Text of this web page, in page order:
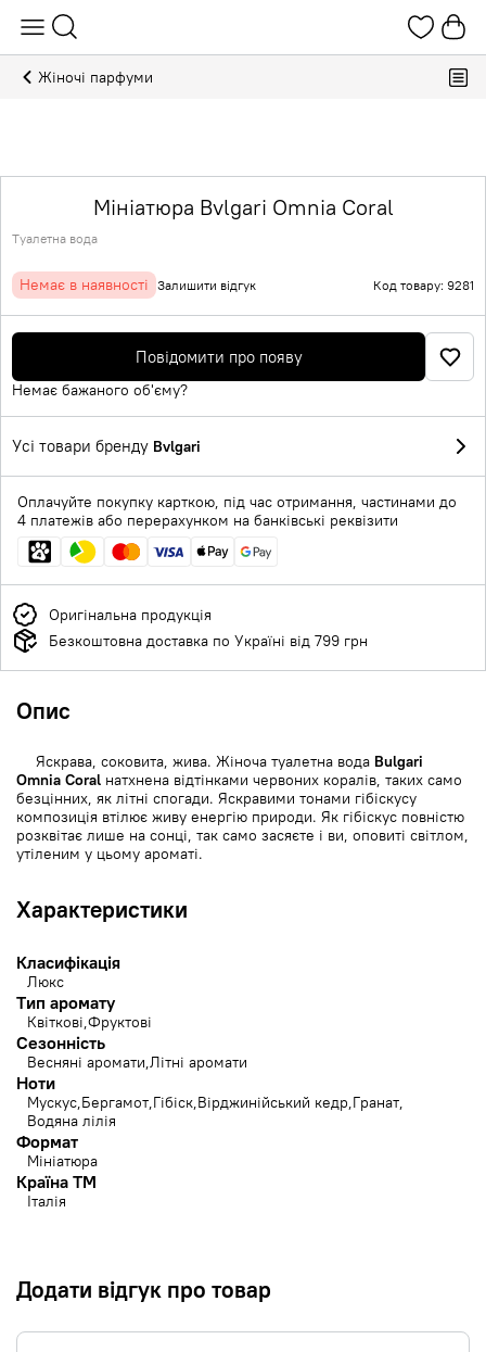
Жіночі парфуми
Мініатюра Bvlgari Omnia Coral
Туалетна вода
Немає в наявності Залишити відгук Код товару: 9281
Повідомити про появу
Немає бажаного об'єму?
Усі товари бренду Bvlgari
Оплачуйте покупку карткою, під час отримання, частинами до
4 платежів або перерахунком на банківські реквізити
Оригінальна продукція
Безкоштовна доставка по Україні від 799 грн
Опис
Яскрава, соковита, жива. Жіноча туалетна вода Bulgari
Omnia Coral натхнена відтінками червоних коралів, таких само
безцінних, як літні спогади. Яскравими тонами гібіскусу
композиція втілює живу енергію природи. Як гібіскус повністю
розквітає лише на сонці, так само засяєте і ви, оповиті світлом,
утіленим у цьому ароматі.
Характеристики
Класифікація
Люкс
Тип аромату
Квіткові Фруктові
Сезонність
Весняні аромати Літні аромати
Ноти
Мускус Бергамот Гібіск Вірджинійський кедр Гранат
Водяна лілія
Формат
Мініатюра
Країна ТМ
Італія
Додати відгук про товар